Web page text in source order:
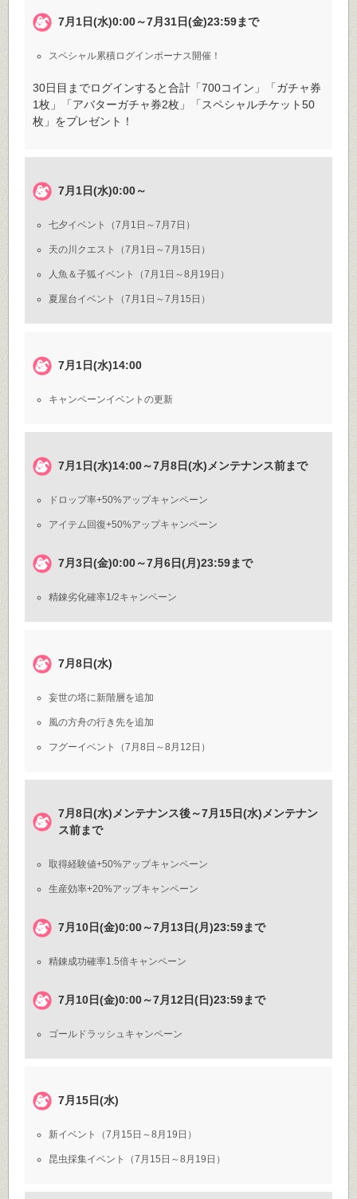
7月1日(水)0:00～7月31日(金)23:59まで
スペシャル累積ログインボーナス開催！
30日目までログインすると合計「700コイン」「ガチャ券
1枚」「アバターガチャ券2枚」「スペシャルチケット50
枚」をプレゼント！
7月1日(水)0:00～
七夕イベント（7月1日～7月7日）
天の川クエスト（7月1日～7月15日）
人魚＆子狐イベント（7月1日～8月19日）
夏屋台イベント（7月1日～7月15日）
7月1日(水)14:00
キャンペーンイベントの更新
7月1日(水)14:00～7月8日(水)メンテナンス前まで
ドロップ率+50%アップキャンペーン
アイテム回復+50%アップキャンペーン
7月3日(金)0:00～7月6日(月)23:59まで
精錬劣化確率1/2キャンペーン
7月8日(水)
妄世の塔に新階層を追加
風の方舟の行き先を追加
フグーイベント（7月8日～8月12日）
7月8日(水)メンテナンス後～7月15日(水)メンテナン
ス前まで
取得経験値+50%アップキャンペーン
生産効率+20%アップキャンペーン
7月10日(金)0:00～7月13日(月)23:59まで
精錬成功確率1.5倍キャンペーン
7月10日(金)0:00～7月12日(日)23:59まで
ゴールドラッシュキャンペーン
7月15日(水)
新イベント（7月15日～8月19日）
昆虫採集イベント（7月15日～8月19日）